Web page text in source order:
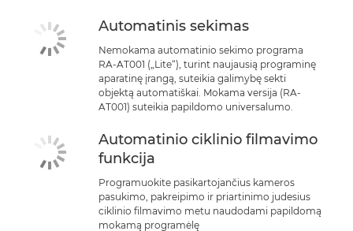
Automatinis sekimas
Nemokama automatinio sekimo programa
RA-AT001 („Lite“), turint naujausią programinę
aparatinę įrangą, suteikia galimybę sekti
objektą automatiškai. Mokama versija (RA-
AT001) suteikia papildomo universalumo.
Automatinio ciklinio filmavimo
funkcija
Programuokite pasikartojančius kameros
pasukimo, pakreipimo ir priartinimo judesius
ciklinio filmavimo metu naudodami papildomą
mokamą programėlę